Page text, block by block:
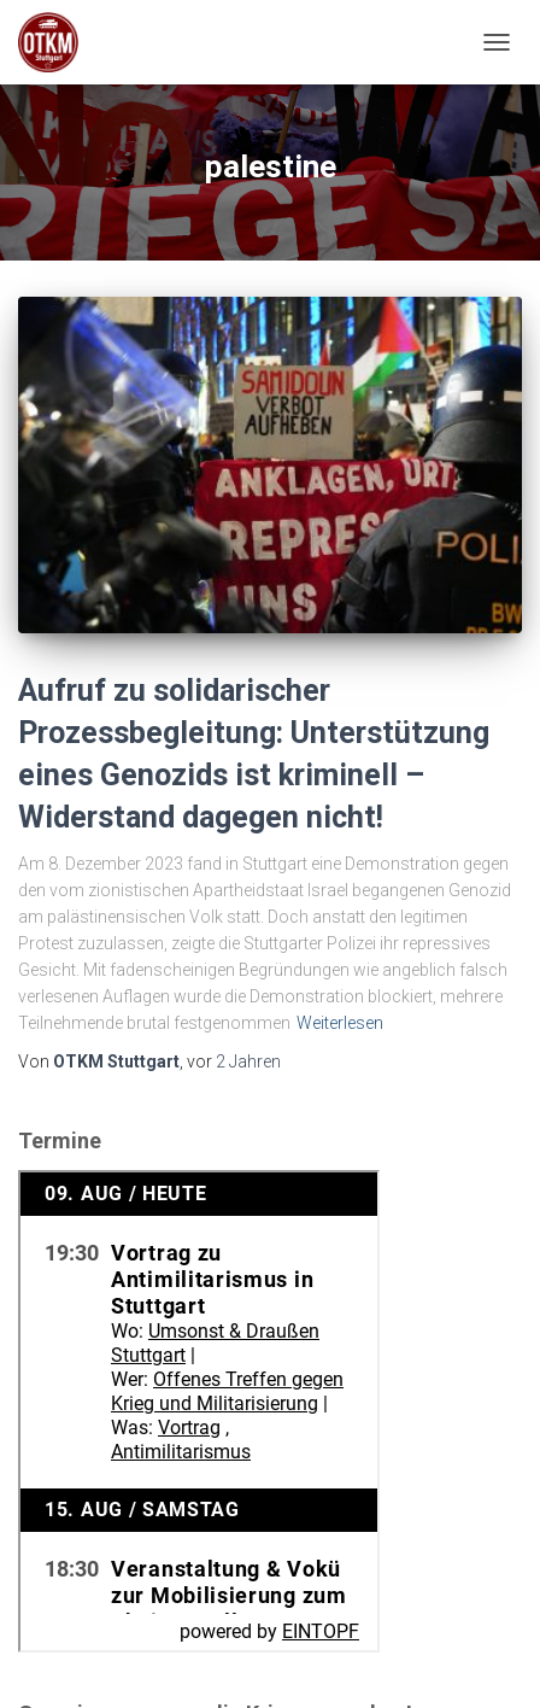
palestine
Aufruf zu solidarischer
Prozessbegleitung: Unterstützung
eines Genozids ist kriminell –
Widerstand dagegen nicht!
Am 8. Dezember 2023 fand in Stuttgart eine Demonstration gegen
den vom zionistischen Apartheidstaat Israel begangenen Genozid
am palästinensischen Volk statt. Doch anstatt den legitimen
Protest zuzulassen, zeigte die Stuttgarter Polizei ihr repressives
Gesicht. Mit fadenscheinigen Begründungen wie angeblich falsch
verlesenen Auflagen wurde die Demonstration blockiert, mehrere
Teilnehmende brutal festgenommen Weiterlesen
Von OTKM Stuttgart , vor 2 Jahren
Termine